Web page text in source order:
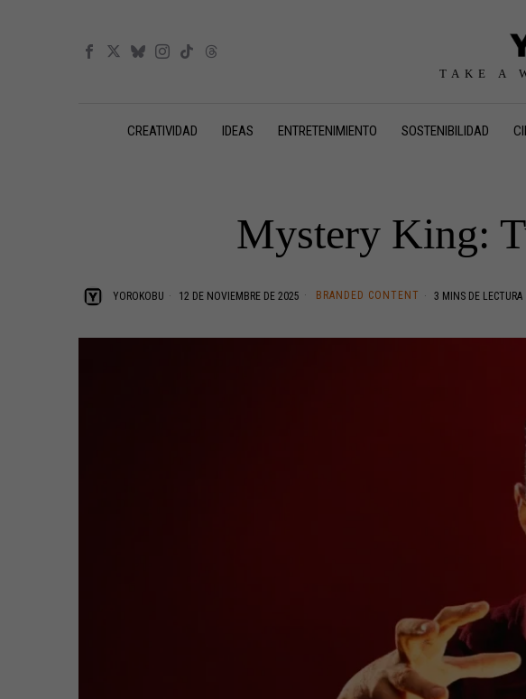
TAKE A
CREATIVIDAD IDEAS ENTRETENIMIENTO SOSTENIBILIDAD
Mystery King:
YOROKOBU 12 DE NOVIEMBRE DE 2025 BRANDED CONTENT 3 MINS DE LECTURA